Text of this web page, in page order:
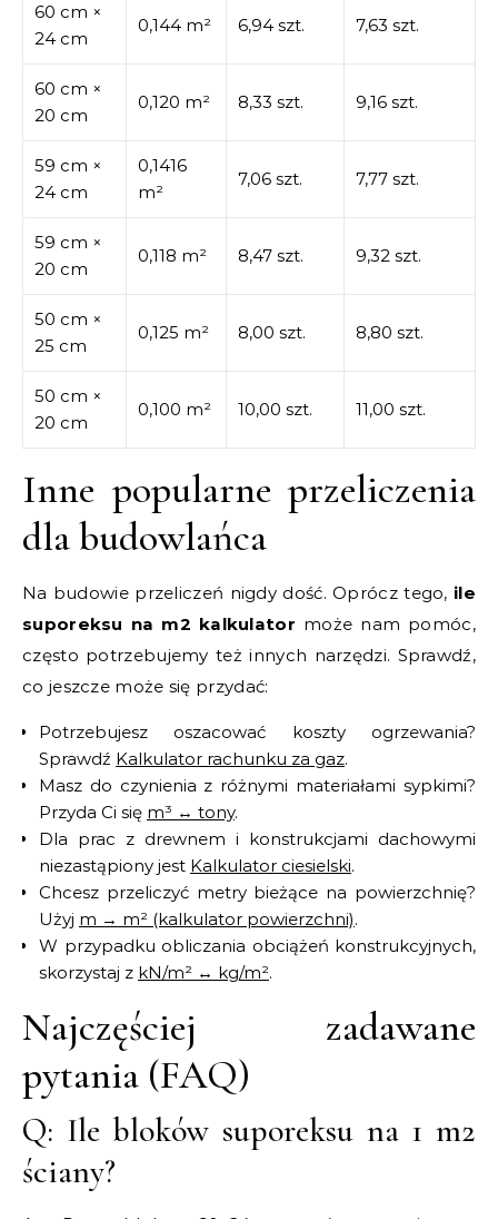
60 cm ×
24 cm
0,144 m² 6,94 szt. 7,63 szt.
60 cm ×
20 cm
0,120 m² 8,33 szt. 9,16 szt.
59 cm ×
24 cm
0,1416
m²
7,06 szt. 7,77 szt.
59 cm ×
20 cm
0,118 m² 8,47 szt. 9,32 szt.
50 cm ×
25 cm
0,125 m² 8,00 szt. 8,80 szt.
50 cm ×
20 cm
0,100 m² 10,00 szt. 11,00 szt.
Inne popularne przeliczenia
dla budowlańca
Na budowie przeliczeń nigdy dość. Oprócz tego, ile
suporeksu na m2 kalkulator może nam pomóc,
często potrzebujemy też innych narzędzi. Sprawdź,
co jeszcze może się przydać:
Potrzebujesz oszacować koszty ogrzewania?
Sprawdź Kalkulator rachunku za gaz.
Masz do czynienia z różnymi materiałami sypkimi?
Przyda Ci się m³ ↔ tony.
Dla prac z drewnem i konstrukcjami dachowymi
niezastąpiony jest Kalkulator ciesielski.
Chcesz przeliczyć metry bieżące na powierzchnię?
Użyj m → m² (kalkulator powierzchni).
W przypadku obliczania obciążeń konstrukcyjnych,
skorzystaj z kN/m² ↔ kg/m².
Najczęściej zadawane
pytania (FAQ)
Q: Ile bloków suporeksu na 1 m2
ściany?